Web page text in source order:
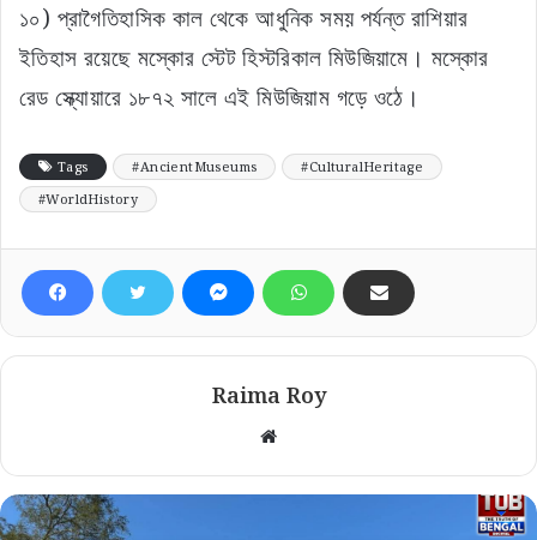
১০) প্রাগৈতিহাসিক কাল থেকে আধুনিক সময় পর্যন্ত রাশিয়ার
ইতিহাস রয়েছে মস্কোর স্টেট হিস্টরিকাল মিউজিয়ামে। মস্কোর
রেড স্ক্যোয়ারে ১৮৭২ সালে এই মিউজিয়াম গড়ে ওঠে।
Tags #AncientMuseums
#CulturalHeritage
#WorldHistory
Raima Roy
Website